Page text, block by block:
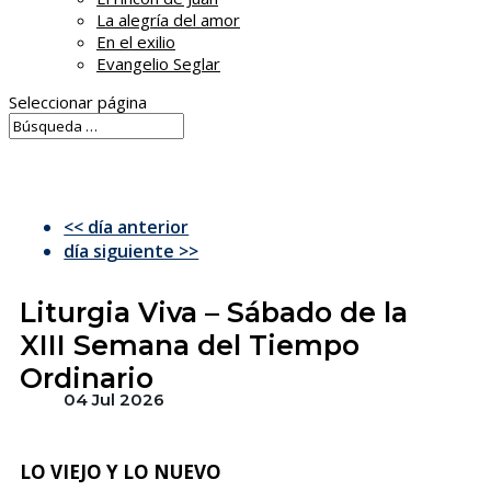
La alegría del amor
En el exilio
Evangelio Seglar
Seleccionar página
<< día anterior
día siguiente >>
Liturgia Viva – Sábado de la
XIII Semana del Tiempo
Ordinario
04 Jul 2026
LO VIEJO Y LO NUEVO